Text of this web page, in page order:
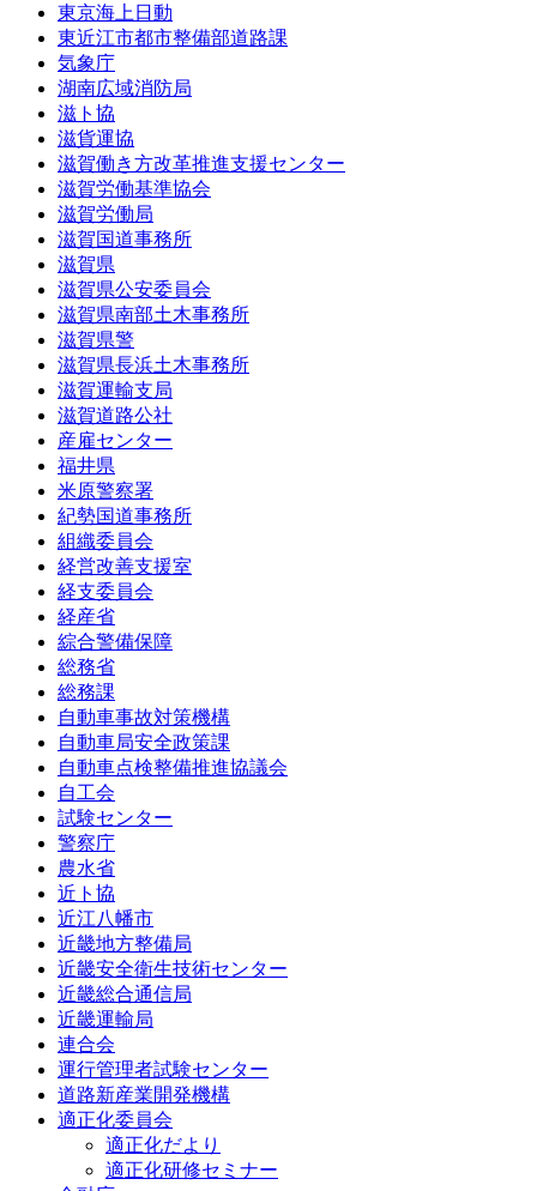
東京海上日動
東近江市都市整備部道路課
気象庁
湖南広域消防局
滋ト協
滋貨運協
滋賀働き方改革推進支援センター
滋賀労働基準協会
滋賀労働局
滋賀国道事務所
滋賀県
滋賀県公安委員会
滋賀県南部土木事務所
滋賀県警
滋賀県長浜土木事務所
滋賀運輸支局
滋賀道路公社
産雇センター
福井県
米原警察署
紀勢国道事務所
組織委員会
経営改善支援室
経支委員会
経産省
綜合警備保障
総務省
総務課
自動車事故対策機構
自動車局安全政策課
自動車点検整備推進協議会
自工会
試験センター
警察庁
農水省
近ト協
近江八幡市
近畿地方整備局
近畿安全衛生技術センター
近畿総合通信局
近畿運輸局
連合会
運行管理者試験センター
道路新産業開発機構
適正化委員会
適正化だより
適正化研修セミナー